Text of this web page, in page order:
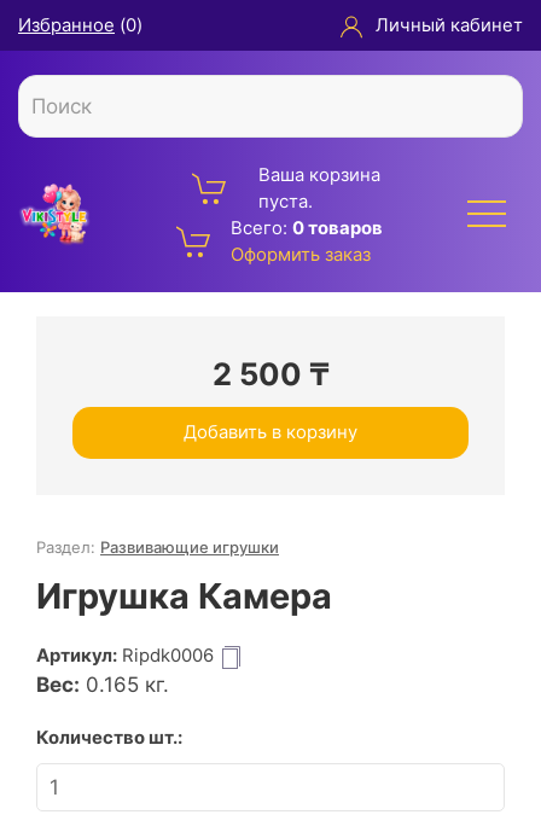
Избранное (0) Личный кабинет
Ваша корзина
пуста.
Всего: 0 товаров
Оформить заказ
2 500 ₸
Добавить в корзину
Раздел: Развивающие игрушки
Игрушка Камера
Артикул: Ripdk0006
Вес: 0.165 кг.
Количество шт.: